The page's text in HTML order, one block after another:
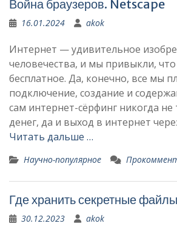
Война браузеров. Netscape
16.01.2024 akok
Интернет — удивительное
человечества, и мы привыкли,
бесплатное. Да, конечно, все мы
подключение, создание и
сам интернет-сёрфинг никогда не
денег, да и выход в интернет
Читать дальше …
Научно-популярное
Где хранить секретные
30.12.2023 akok